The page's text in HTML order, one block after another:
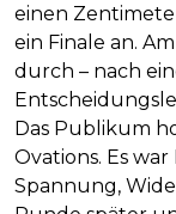
einen
ein Finale an.
durch – nach
Das Publikum
Ovations. Es
Spannung,